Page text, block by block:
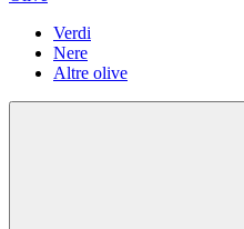
Verdi
Nere
Altre olive